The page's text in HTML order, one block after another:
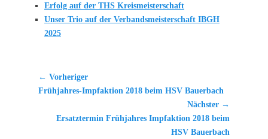
Erfolg auf der THS Kreismeisterschaft
Unser Trio auf der Verbandsmeisterschaft IBGH
2025
Beitragsnavigation
← Vorheriger
Vorheriger
Frühjahres-Impfaktion 2018 beim HSV Bauerbach
Nächster →
NächsterErsatztermin Frühjahres Impfaktion 2018 beim
HSV Bauerbach